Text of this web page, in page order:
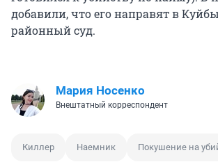
добавили, что его направят в
районный суд.
Мария Носенко
Внештатный корреспондент
Киллер Наемник Покушение на